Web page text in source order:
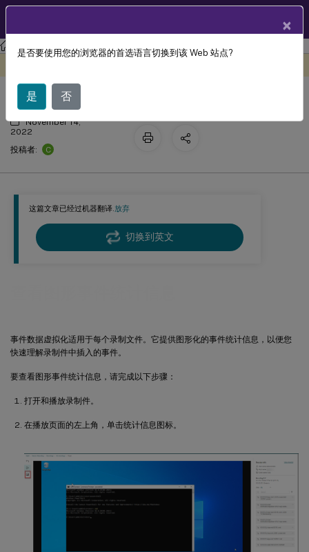
Session Recording Session Recording 服务
这篇文章已经过机器翻译.放弃
切换到英文
事件数据虚拟化适用于每个录制文件。它提供图形化的事件统计信息，以便您
快速理解录制件中插入的事件。
要查看图形事件统计信息，请完成以下步骤：
打开和播放录制件。
在播放页面的左上角，单击统计信息图标。
查看图形事件统计信息
November 14,
2022
投稿者:
C
×
是否要使用您的浏览器的首选语言切换到该 Web 站点?
是 否